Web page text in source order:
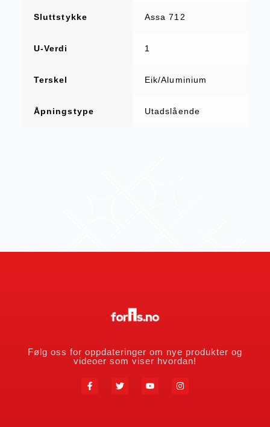
Sluttstykke Assa 712
U-Verdi 1
Terskel Eik/Aluminium
Åpningstype Utadslående
Følg oss for oppdateringer om nye produkter og
videoer som viser hvordan!